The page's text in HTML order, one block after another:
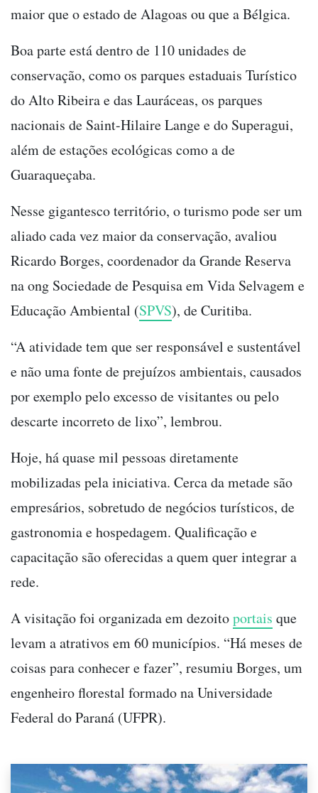
maior que o estado de Alagoas ou que a Bélgica.
Boa parte está dentro de 110 unidades de
conservação, como os parques estaduais Turístico
do Alto Ribeira e das Lauráceas, os parques
nacionais de Saint-Hilaire Lange e do Superagui,
além de estações ecológicas como a de
Guaraqueçaba.
Nesse gigantesco território, o turismo pode ser um
aliado cada vez maior da conservação, avaliou
Ricardo Borges, coordenador da Grande Reserva
na ong Sociedade de Pesquisa em Vida Selvagem e
Educação Ambiental (SPVS), de Curitiba.
“A atividade tem que ser responsável e sustentável
e não uma fonte de prejuízos ambientais, causados
por exemplo pelo excesso de visitantes ou pelo
descarte incorreto de lixo”, lembrou.
Hoje, há quase mil pessoas diretamente
mobilizadas pela iniciativa. Cerca da metade são
empresários, sobretudo de negócios turísticos, de
gastronomia e hospedagem. Qualificação e
capacitação são oferecidas a quem quer integrar a
rede.
A visitação foi organizada em dezoitoportais que
levam a atrativos em 60 municípios. “Há meses de
coisas para conhecer e fazer”, resumiu Borges, um
engenheiro florestal formado na Universidade
Federal do Paraná (UFPR).